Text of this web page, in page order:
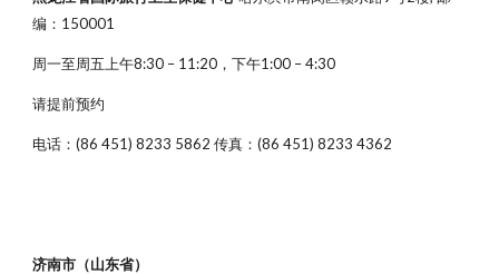
编：150001
周一至周五上午8:30 – 11:20，下午1:00 – 4:30
请提前预约
电话：(86 451) 8233 5862 传真：(86 451) 8233 4362
济南市（山东省）